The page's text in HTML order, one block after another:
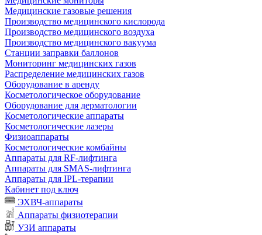
Медицинские газовые решения
Производство медицинского кислорода
Производство медицинского воздуха
Производство медицинского вакуума
Станции заправки баллонов
Мониторинг медицинских газов
Распределение медицинских газов
Оборудование в аренду
Косметологическое оборудование
Оборудование для дерматологии
Косметологические аппараты
Косметологические лазеры
Физиоаппараты
Косметологические комбайны
Аппараты для RF-лифтинга
Аппараты для SMAS-лифтинга
Аппараты для IPL-терапии
Кабинет под ключ
ЭХВЧ-аппараты
Аппараты физиотерапии
УЗИ аппараты